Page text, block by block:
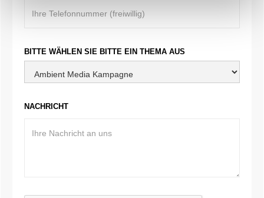
BITTE WÄHLEN SIE BITTE EIN THEMA AUS
NACHRICHT